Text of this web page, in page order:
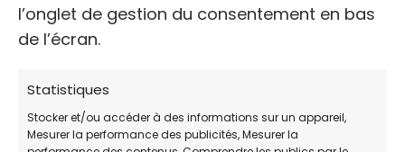
l’onglet de gestion du consentement en bas
de l’écran.
Statistiques
Stocker et/ou accéder à des informations sur un appareil,
Mesurer la performance des publicités, Mesurer la
🕓HORAIRES DE PERMANENCE:Lundi, mardi et jeudi
de 8h30 à 12h et de 13h à 17h
https://www.la-spa.fr/refuges